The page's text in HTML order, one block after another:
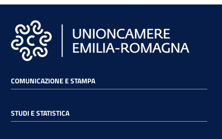
Orientamento
al
lavoro
Promozione
COMUNICAZIONE E STAMPA
STUDI E STATISTICA